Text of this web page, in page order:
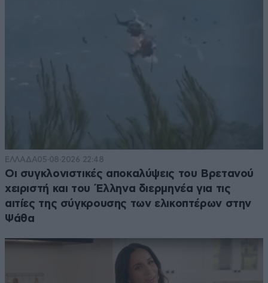
ΕΛΛΑΔΑ05·08·2026 22:48
Οι συγκλονιστικές αποκαλύψεις του Βρετανού
χειριστή και του Έλληνα διερμηνέα για τις
αιτίες της σύγκρουσης των ελικοπτέρων στην
Ψάθα